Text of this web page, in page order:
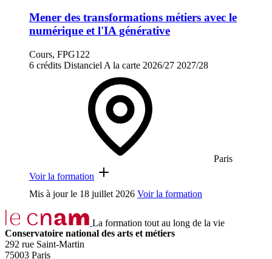
Mener des transformations métiers avec le
numérique et l'IA générative
Cours, FPG122
6 crédits Distanciel A la carte 2026/27 2027/28
Paris
Voir la formation
Mis à jour le 18 juillet 2026 Voir la formation
La formation tout au long de la vie
Conservatoire national des arts et métiers
292 rue Saint-Martin
75003 Paris